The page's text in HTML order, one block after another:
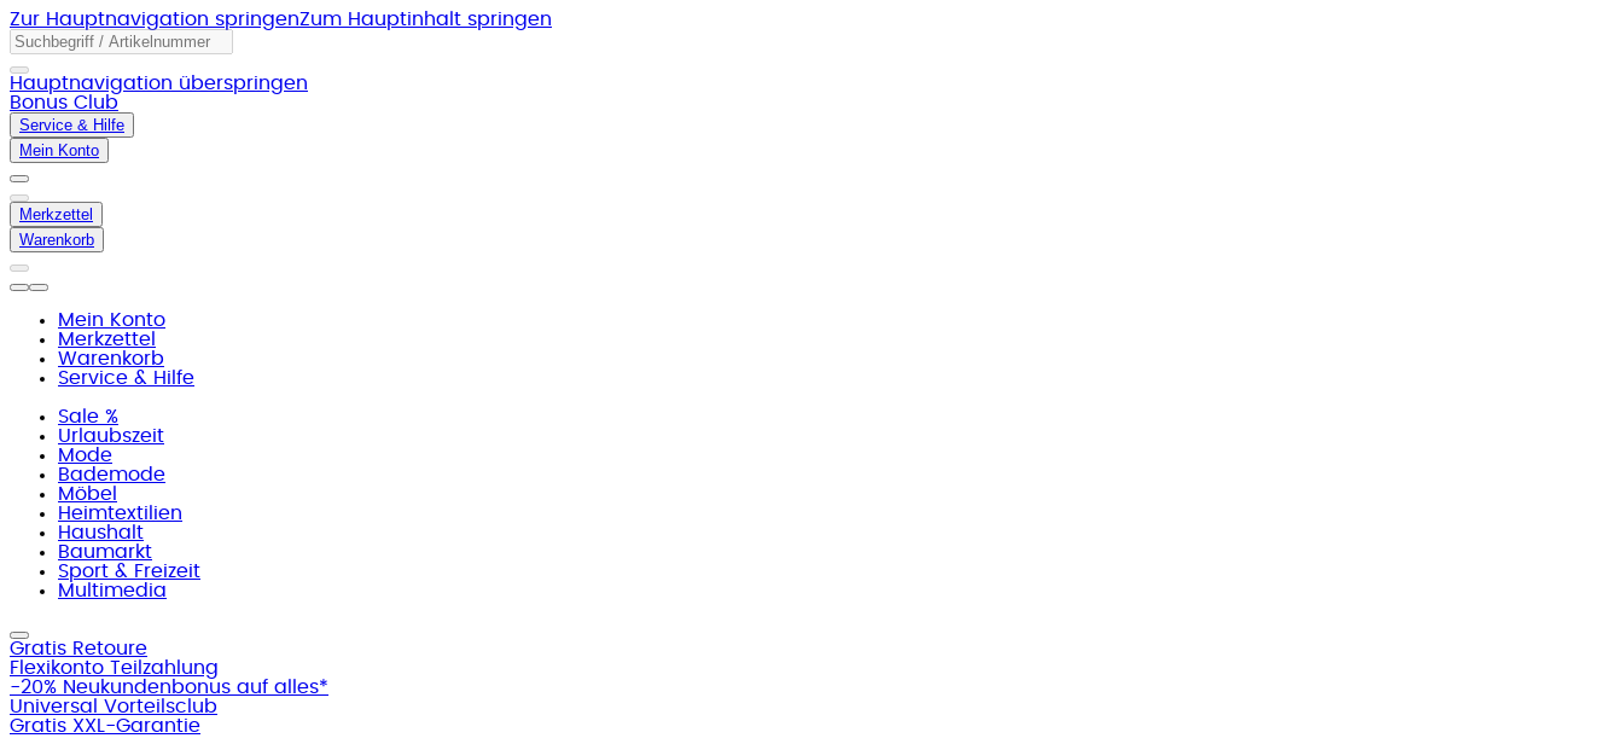
Zur Hauptnavigation springenZum Hauptinhalt springen
Hauptnavigation überspringen
Bonus Club
Service & Hilfe
Mein Konto
Merkzettel
Warenkorb
Mein Konto
Merkzettel
Warenkorb
Service & Hilfe
Sale %
Urlaubszeit
Mode
Bademode
Möbel
Heimtextilien
Haushalt
Baumarkt
Sport & Freizeit
Multimedia
Gratis Retoure
Flexikonto Teilzahlung
-20% Neukundenbonus auf alles*
Universal Vorteilsclub
Gratis XXL-Garantie